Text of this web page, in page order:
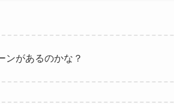
ンがあるのかな？